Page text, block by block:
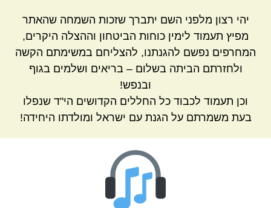
יהי רצון מלפני השם יתברך שזכות השמחה שהאתר
מפיץ תעמוד לימין כוחות הביטחון וההצלה היקרים,
המחרפים נפשם להגנתנו, להצליחם במשימתם הקשה
ולחזרתם הביתה בשלום – בריאים ושלמים בגוף
ובנפש!
וכן תעמוד לכבוד כל החללים הקדושים הי"ד שנפלו
בעת משמרתם על הגנת עם ישראל ומולדתו היחידה!